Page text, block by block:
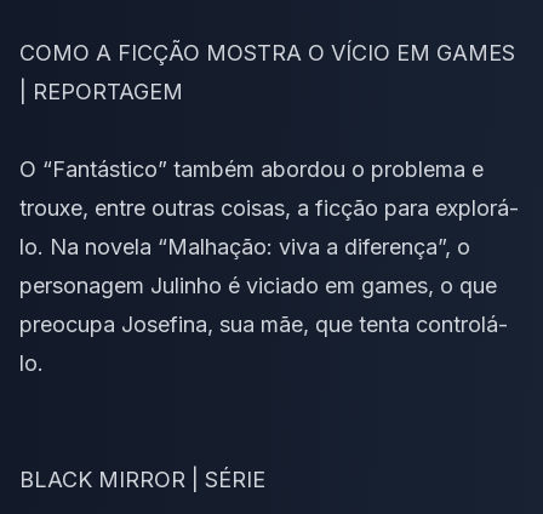
COMO A FICÇÃO MOSTRA O VÍCIO EM GAMES
| REPORTAGEM
O “Fantástico” também abordou o problema e
trouxe, entre outras coisas, a ficção para explorá-
lo. Na novela “Malhação: viva a diferença”, o
personagem Julinho é viciado em games, o que
preocupa Josefina, sua mãe, que tenta controlá-
lo.
BLACK MIRROR | SÉRIE